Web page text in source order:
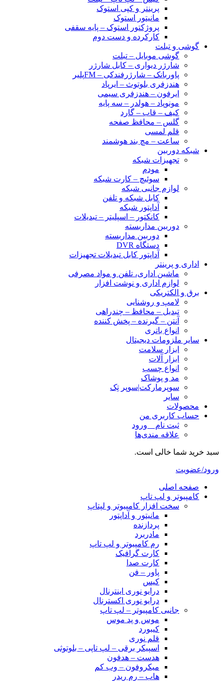
پرینتر و کپی استوک
مانیتور استوک
پروژکتور استوک – پایه سقفی
کارکرده و دست دوم
گوشی و تبلت
گوشی موبایل – تبلت
شارژر دیواری – کابل شارژر
پاوربانک – شارژرفندکی – FMپلیر
هندزفری بلوتوث – ایرپاد
ایرفون – هندزفری سیمی
مونوپاد – هولدر – سه پایه
کیف – قاب – گارد
گلس – محافظ صفحه
قلم لمسی
ساعت – مچ بند هوشمند
شبکه دوربین
تجهیزات شبکه
مودم
سوئیچ – کارت شبکه
لوازم جانبی شبکه
کابل شبکه و تلفن
آداپتور شبکه
کانکتور – اسپلیتر – تبدیلات
دوربین مداربسته
دوربین مداربسته
دستگاه DVR
آداپتور کابل تبدیلات تجهیزات
اداری و پرینتر
ماشین اداری، تلفن و مواد مصرفی
لوازم اداری و نوشت افزار
برق و الکتریکی
لامپ و روشنایی
تبدیل – محافظ – چندراهی
آنتن – گیرنده – پخش کننده
انواع باتری
سایر ملزومات دیجیتال
ابزار سلامت
ابزار آلات
انواع چسب
مد و پوشاک
سوپرمارکت|سوپر تِک
سایر
محصولات
حساب کاربری من
ثبت نام _ ورود
علاقه مندی‌ها
سبد خرید شما خالی است.
ورود/عضویت
صفحه اصلی
کامپیوتر و‌‌‌‌‌ لپ تاپ
سخت افزار کامپیوتر و لپتاپ
مانیتور و آداپتور
پردازنده
مادربرد
رم کامپیوتر و لپ تاپ
کارت گرافیک
کارت صدا
پاور – فن
کیس
درایو نوری اینترنال
درایو نوری اکسترنال
جانبی کامپیوتر – لپ تاپ
موس و پد موس
کیبورد
قلم نوری
اسپیکر برقی – لپ تاپی – بلوتوثی
هدست – هدفون
میکروفون – وب کم
هاب – رم ریدر